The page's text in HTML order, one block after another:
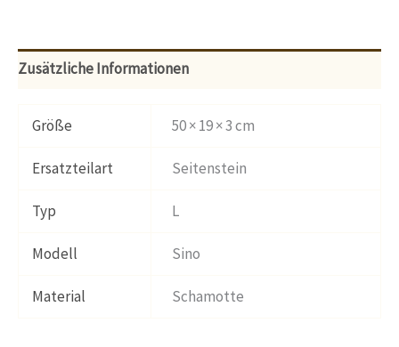
Zusätzliche Informationen
Größe 50 × 19 × 3 cm
Ersatzteilart Seitenstein
Typ L
Modell Sino
Material Schamotte